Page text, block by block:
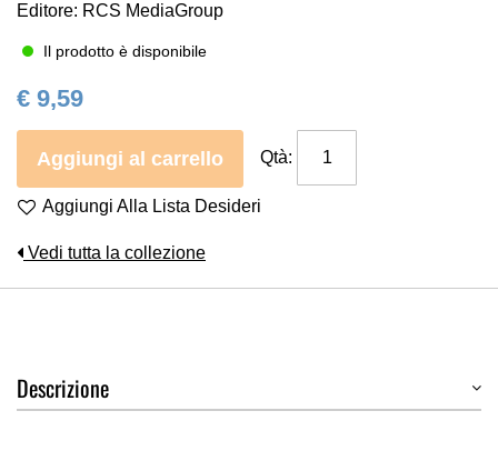
Editore: RCS MediaGroup
Il prodotto è disponibile
€ 9,59
Aggiungi al carrello Qtà:
Aggiungi Alla Lista Desideri
Vedi tutta la collezione
Descrizione